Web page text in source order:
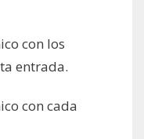
con los
entrada.
con cada